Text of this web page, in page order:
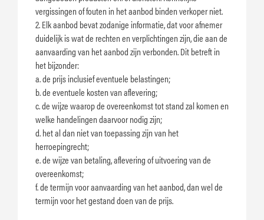
vergissingen of fouten in het aanbod binden verkoper niet.
2. Elk aanbod bevat zodanige informatie, dat voor afnemer
duidelijk is wat de rechten en verplichtingen zijn, die aan de
aanvaarding van het aanbod zijn verbonden. Dit betreft in
het bijzonder:
a. de prijs inclusief eventuele belastingen;
b. de eventuele kosten van aflevering;
c. de wijze waarop de overeenkomst tot stand zal komen en
welke handelingen daarvoor nodig zijn;
d. het al dan niet van toepassing zijn van het
herroepingrecht;
e. de wijze van betaling, aflevering of uitvoering van de
overeenkomst;
f. de termijn voor aanvaarding van het aanbod, dan wel de
termijn voor het gestand doen van de prijs.